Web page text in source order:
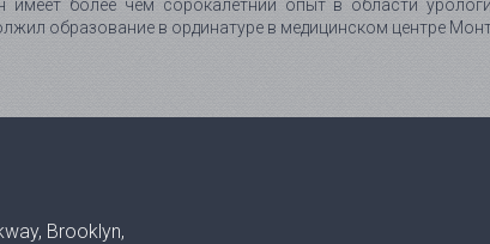
имеет более чем сорокалетний опыт в области
образование в ординатуре в медицинском центре
Brooklyn,